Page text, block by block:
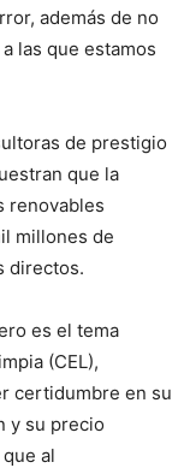
además de no
las que estamos
de prestigio
que la
renovables
millones de
directos.
es el tema
(CEL),
certidumbre en su
y su precio
al